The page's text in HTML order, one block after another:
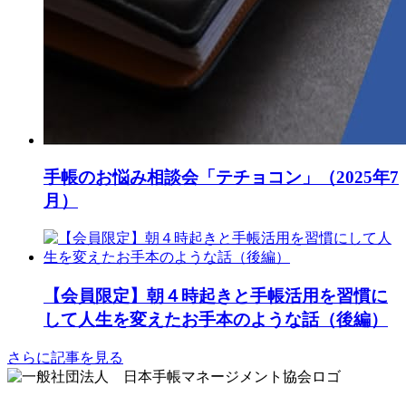
手帳のお悩み相談会「テチョコン」（2025年7
月）
【会員限定】朝４時起きと手帳活用を習慣に
して人生を変えたお手本のような話（後編）
さらに記事を見る